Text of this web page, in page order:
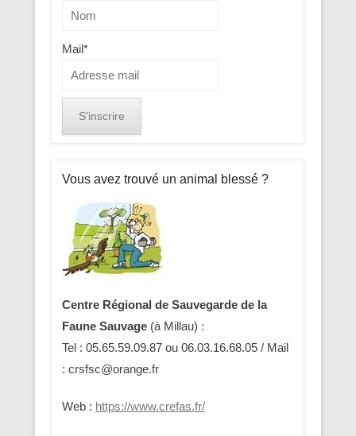
Mail*
Vous avez trouvé un animal blessé ?
Centre Régional de Sauvegarde de la
Faune Sauvage (à Millau) :
Tel : 05.65.59.09.87 ou 06.03.16.68.05 / Mail
: crsfsc@orange.fr
Web : https://www.crefas.fr/